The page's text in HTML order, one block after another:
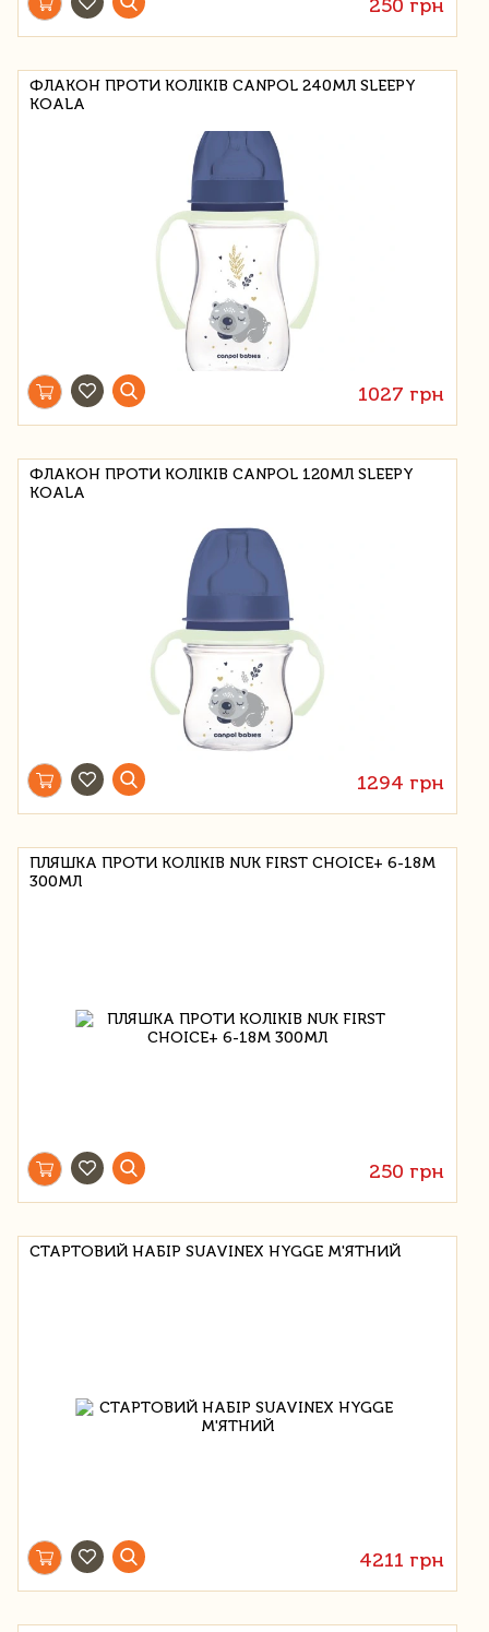
250 грн
ФЛАКОН ПРОТИ КОЛІКІВ CANPOL 240МЛ SLEEPY
KOALA
1027 грн
ФЛАКОН ПРОТИ КОЛІКІВ CANPOL 120МЛ SLEEPY
KOALA
1294 грн
ПЛЯШКА ПРОТИ КОЛІКІВ NUK FIRST CHOICE+ 6-18М
300МЛ
250 грн
СТАРТОВИЙ НАБІР SUAVINEX HYGGE М'ЯТНИЙ
4211 грн